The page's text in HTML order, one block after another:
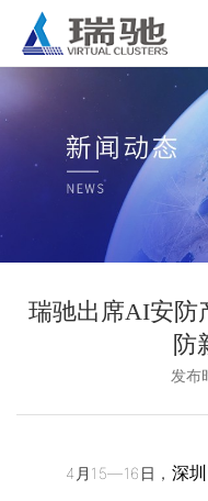
瑞驰出席AI安防
防
发布
4月15—16日， 深